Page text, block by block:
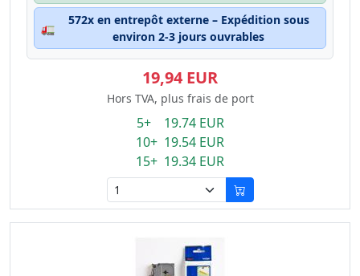
🚛
572x en entrepôt externe – Expédition sous
environ 2-3 jours ouvrables
19,94 EUR
Hors TVA, plus frais de port
5+ 19.74 EUR
10+ 19.54 EUR
15+ 19.34 EUR